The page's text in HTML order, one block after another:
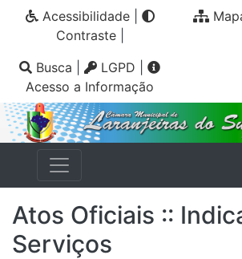
Acessibilidade|
Contraste|
Busca LGPD
Acesso a Informação
Atos Oficiais ::
Serviços